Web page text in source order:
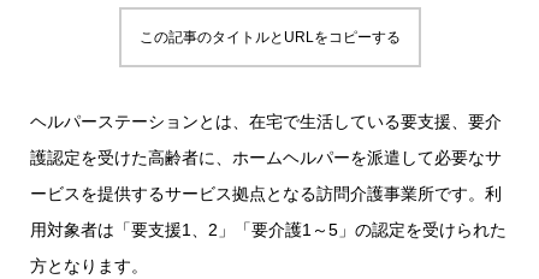
この記事のタイトルとURLをコピーする
ヘルパーステーションとは、在宅で生活している要支援、要介
護認定を受けた高齢者に、ホームヘルパーを派遣して必要なサ
ービスを提供するサービス拠点となる訪問介護事業所です。利
用対象者は「要支援1、2」「要介護1～5」の認定を受けられた
方となります。